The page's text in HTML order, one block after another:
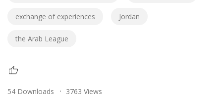
exchange of experiences Jordan
the Arab League
54 Downloads 3763 Views